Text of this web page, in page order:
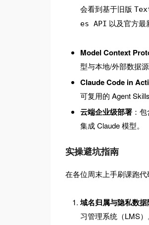
会看到基于旧版
es API 以及官方最
Model Context
型与本地/外部数据
Claude Code in
可复用的 Agent
云端企业级部署 ：
集成 Claude 模型。
实操避坑指南
在各位周末上手刷课跑
域名归属与隐私数
习管理系统（LMS